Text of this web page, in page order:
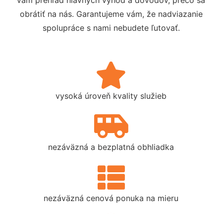
obrátiť na nás. Garantujeme vám, že nadviazanie
spolupráce s nami nebudete ľutovať.
vysoká úroveň kvality služieb
nezáväzná a bezplatná obhliadka
nezáväzná cenová ponuka na mieru